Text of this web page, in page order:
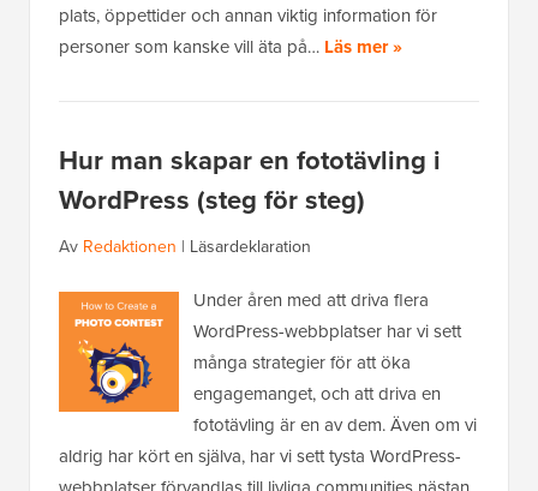
plats, öppettider och annan viktig information för
personer som kanske vill äta på… Läs mer »
Hur man skapar en fototävling i
WordPress (steg för steg)
Av Redaktionen | Läsardeklaration
Under åren med att driva flera
WordPress-webbplatser har vi sett
många strategier för att öka
engagemanget, och att driva en
fototävling är en av dem. Även om vi
aldrig har kört en själva, har vi sett tysta WordPress-